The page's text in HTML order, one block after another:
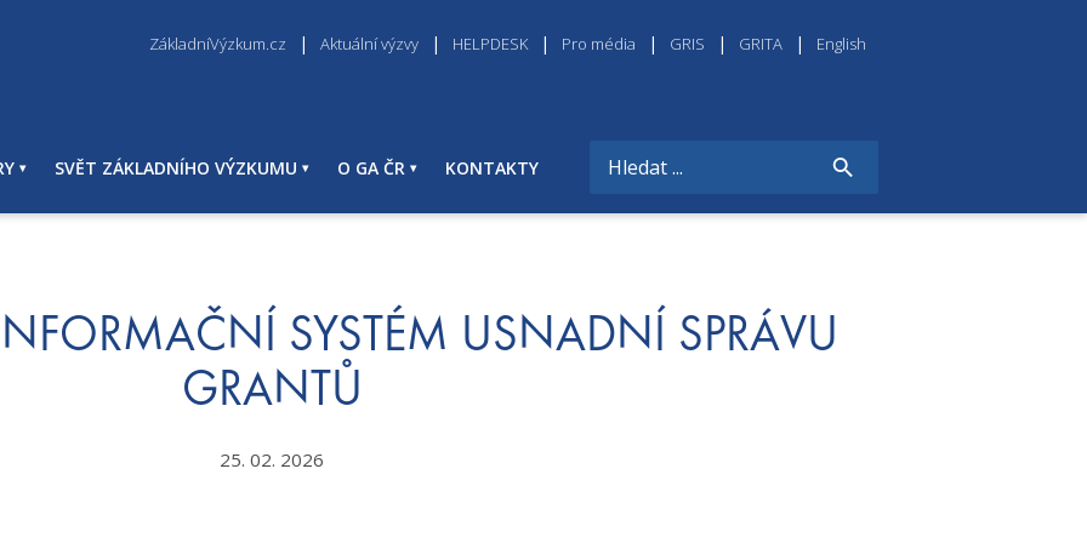
ZákladníVýzkum.cz Aktuální výzvy HELPDESK Pro média GRIS GRITA English
SVĚT ZÁKLADNÍHO VÝZKUMU O GA ČR KONTAKTY
SYSTÉM USNADNÍ SPRÁVU
GRANTŮ
25. 02. 2026